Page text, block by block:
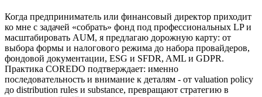
Когда предприниматель или финансовый директор приходит
ко мне с задачей «собрать» фонд под профессиональных LP и
масштабировать AUM, я предлагаю дорожную карту: от
выбора формы и налогового режима до набора провайдеров,
фондовой документации, ESG и SFDR, AML и GDPR.
Практика COREDO подтверждает: именно
последовательность и внимание к деталям - от valuation policy
до distribution rules и substance, превращают стратегию в